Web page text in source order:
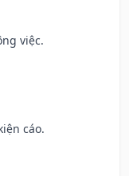
việc.
cáo.